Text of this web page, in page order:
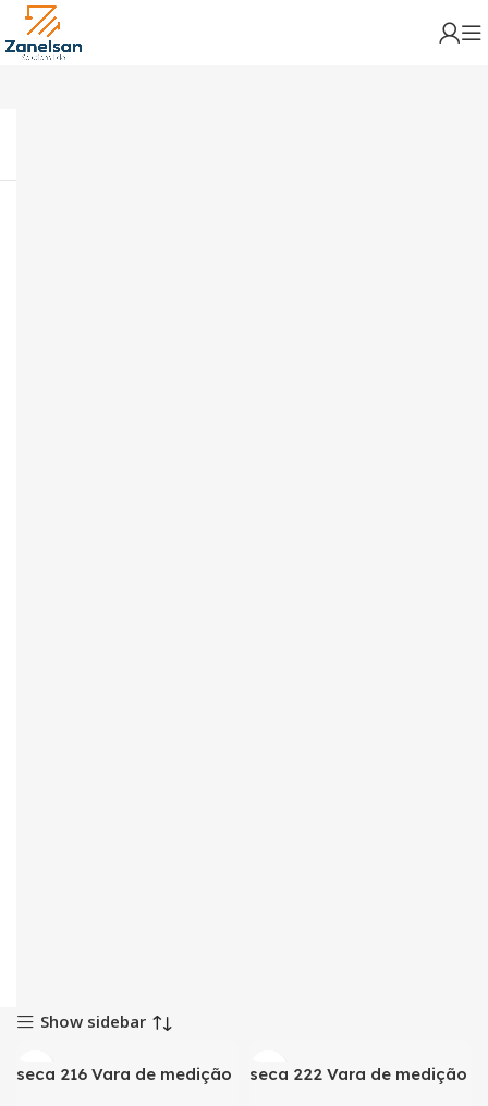
Show sidebar
seca 216 Vara de medição
seca 222 Vara de medição